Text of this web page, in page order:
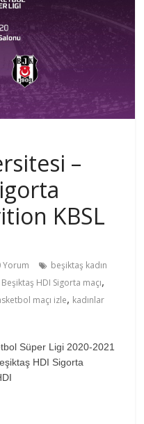
–
KBSL
Yorum
beşiktaş kadın
HDI Sigorta maçı,
maçı izle, kadınlar
Süper Ligi 2020-2021
HDI Sigorta